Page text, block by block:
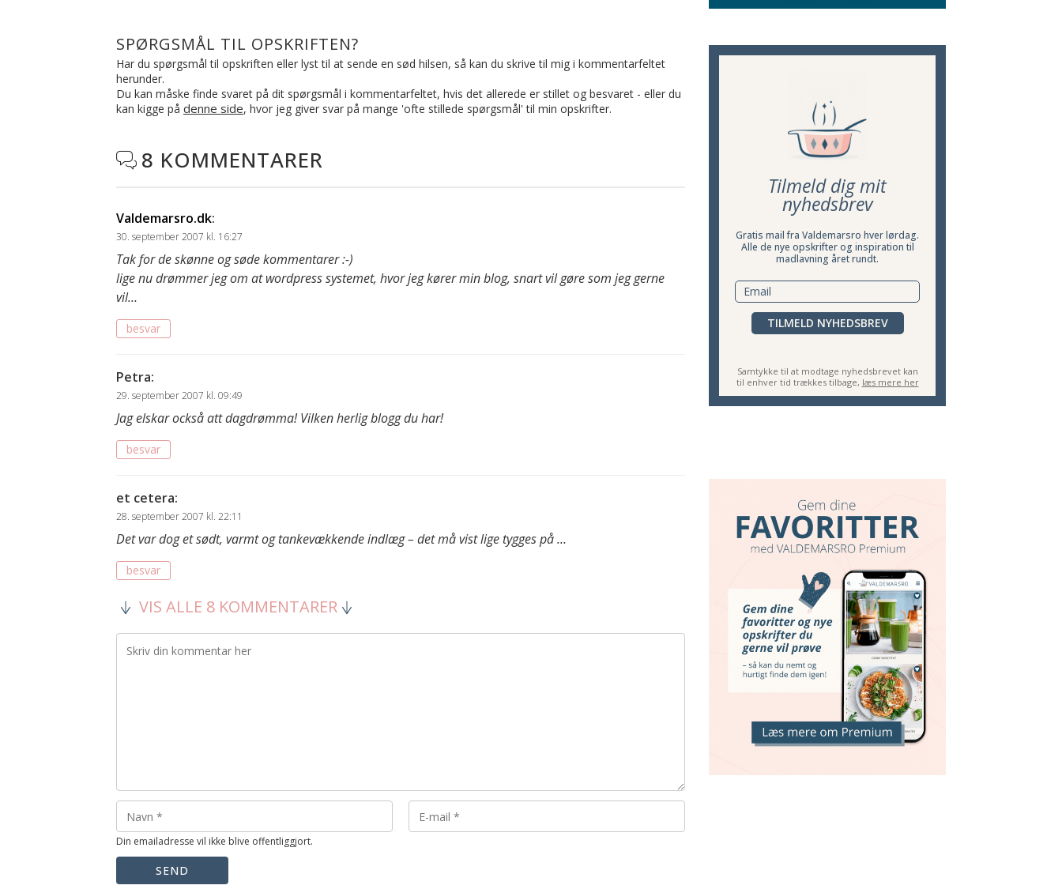
SPØRGSMÅL TIL OPSKRIFTEN?
Har du spørgsmål til opskriften eller lyst til at sende en sød hilsen, så kan du skrive til mig i kommentarfeltet
herunder.
Du kan måske finde svaret på dit spørgsmål i kommentarfeltet, hvis det allerede er stillet og besvaret - eller du
kan kigge på denne side, hvor jeg giver svar på mange 'ofte stillede spørgsmål' til min opskrifter.
 8 KOMMENTARER
Valdemarsro.dk:
30. september 2007 kl. 16:27
Tak for de skønne og søde kommentarer :-)
lige nu drømmer jeg om at wordpress systemet, hvor jeg kører min blog, snart vil gøre som jeg gerne
vil…
besvar
Petra:
29. september 2007 kl. 09:49
Jag elskar också att dagdrømma! Vilken herlig blogg du har!
besvar
et cetera:
28. september 2007 kl. 22:11
Det var dog et sødt, varmt og tankevækkende indlæg – det må vist lige tygges på …
besvar
VIS ALLE 8 KOMMENTARER
Din emailadresse vil ikke blive offentliggjort.
SEND
Tilmeld dig mit
nyhedsbrev
Gratis mail fra Valdemarsro hver lørdag.
Alle de nye opskrifter og inspiration til
madlavning året rundt.
TILMELD NYHEDSBREV
Samtykke til at modtage nyhedsbrevet kan
til enhver tid trækkes tilbage, læs mere her